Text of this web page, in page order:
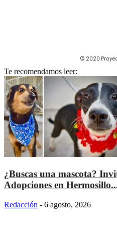
© 2020
Te recomendamos leer:
¿Buscas una mascota?
Adopciones en
Redacción - 6 agosto, 2026